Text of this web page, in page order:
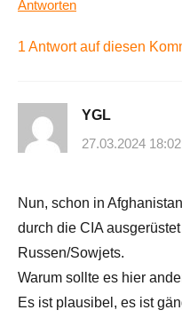
Antworten
1 Antwort auf diesen
YGL
27.03.2024
Nun, schon in
durch die CIA
Russen/Sowjets.
Warum sollte es hier
Es ist plausibel, es ist